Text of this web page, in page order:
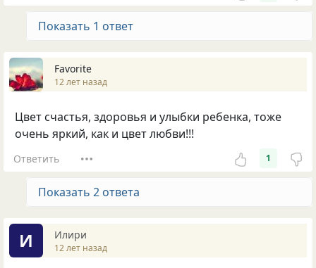
Показать 1 ответ
Favorite
12 лет назад
Цвет счастья, здоровья и улыбки ребенка, тоже
очень яркий, как и цвет любви!!!
Ответить 1
Показать 2 ответа
И Илири
12 лет назад